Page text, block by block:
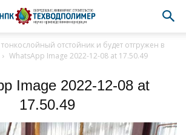
отстойник и будет отгружен в
WhatsApp Image 2022-12-08 at 17.50.49
Image 2022-12-08 at
17.50.49